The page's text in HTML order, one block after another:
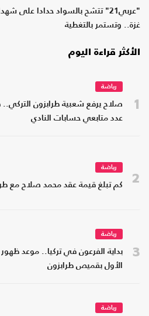
"عربي21" تتشح بالسواد حدادا على
غزة.. وتستمر بالتغطية
الأكثر قراءة اليوم
1
رياضة
صلاح يرفع شعبية طرابزون التركي..
عدد متابعي حسابات النادي
2
رياضة
كم تبلغ قيمة عقد محمد صلاح مع
3
رياضة
بداية الفرعون في تركيا.. موعد
الأول بقميص طرابزون
رياضة